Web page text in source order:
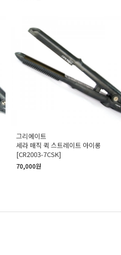
그리에이트
세라 매직 퀵 스트레이트 아이롱
[CR2003-7CSK]
70,000원